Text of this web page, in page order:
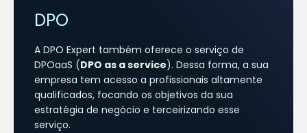
DPO
A DPO Expert também oferece o serviço de
DPOaaS (DPO as a service). Dessa forma, a sua
empresa tem acesso a profissionais altamente
qualificados, focando os objetivos da sua
estratégia de negócio e terceirizando esse
serviço.